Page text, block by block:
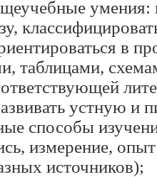
умения:
в
таблицами,
устную и
способы
измерение,
источников);